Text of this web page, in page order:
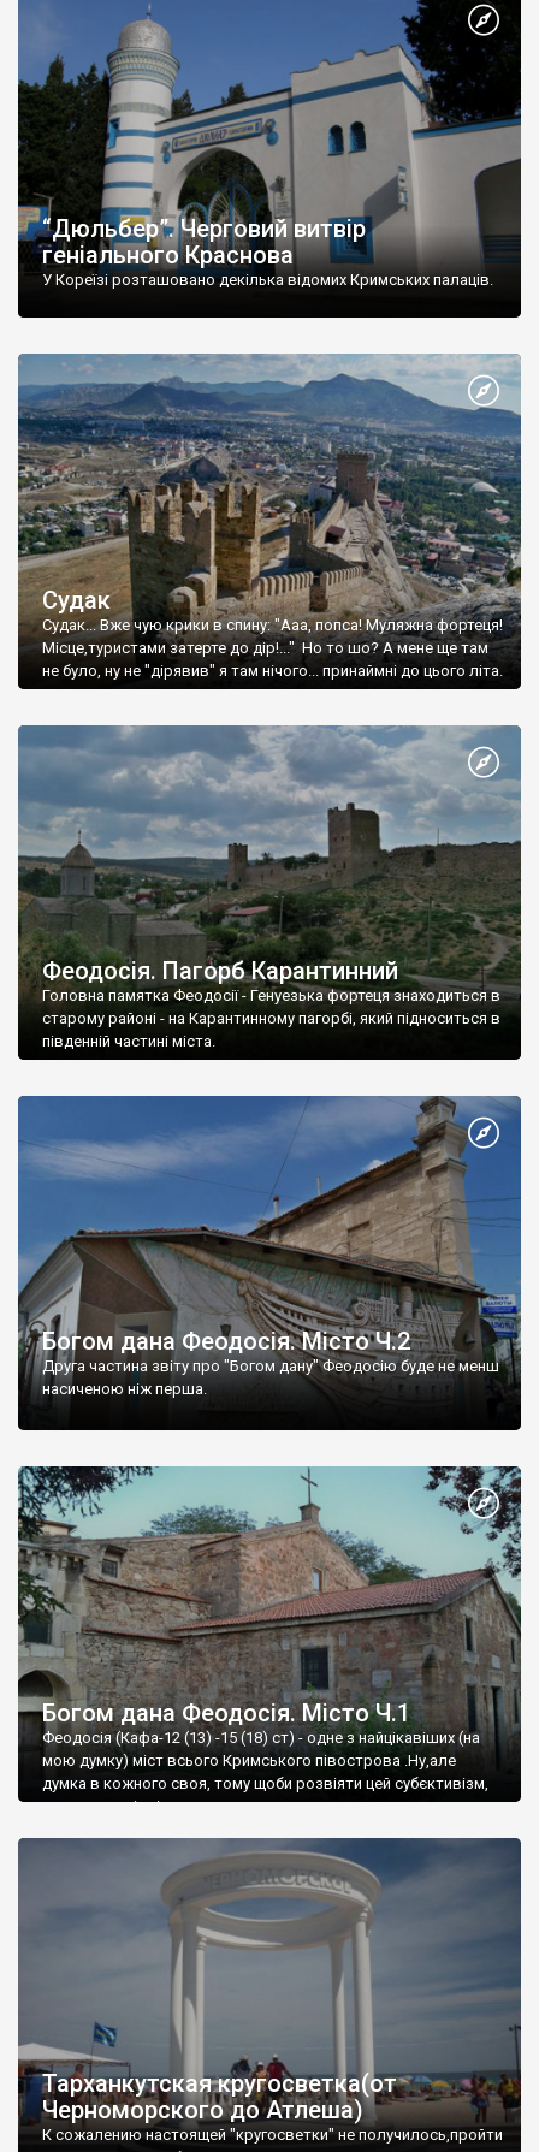
“Дюльбер”. Черговий витвір
геніального Краснова
У Кореїзі розташовано декілька відомих Кримських палаців.
Судак
Судак... Вже чую крики в спину: "Ааа, попса! Муляжна фортеця!
Місце,туристами затерте до дір!..." Но то шо? А мене ще там
не було, ну не "дірявив" я там нічого... принаймні до цього літа.
Феодосія. Пагорб Карантинний
Головна памятка Феодосії - Генуезька фортеця знаходиться в
старому районі - на Карантинному пагорбі, який підноситься в
південній частині міста.
Богом дана Феодосія. Місто Ч.2
Друга частина звіту про "Богом дану" Феодосію буде не менш
насиченою ніж перша.
Богом дана Феодосія. Місто Ч.1
Феодосія (Кафа-12 (13) -15 (18) ст) - одне з найцікавіших (на
мою думку) міст всього Кримського півострова .Ну,але
думка в кожного своя, тому щоби розвіяти цей субєктивізм,
запрошую відвідати це
Тарханкутская кругосветка(от
Черноморского до Атлеша)
К сожалению настоящей "кругосветки" не получилось,пройти